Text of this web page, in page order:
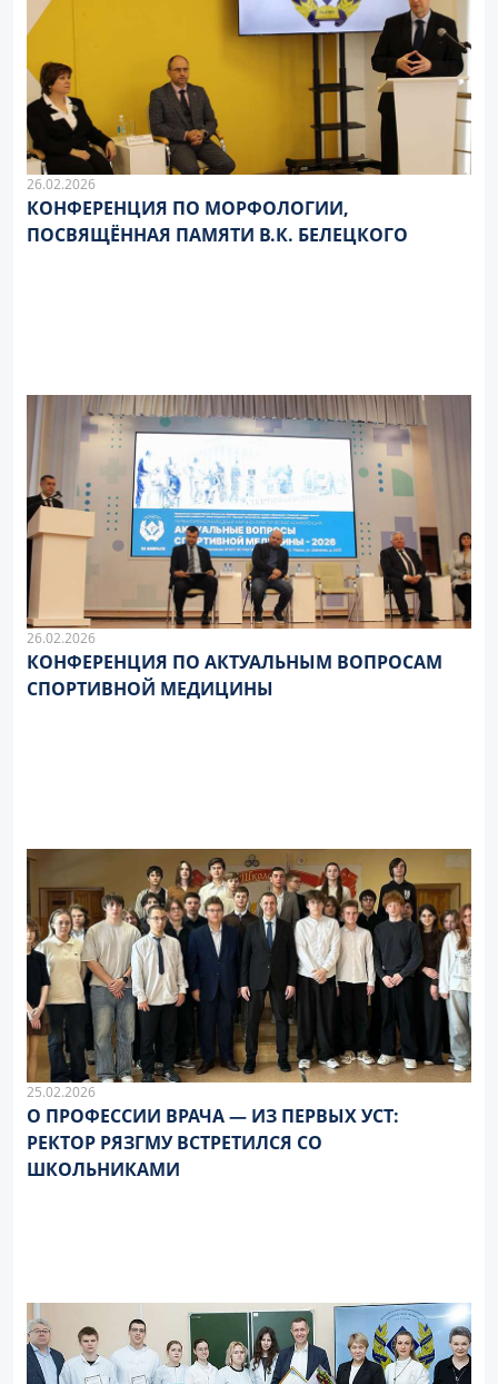
26.02.2026
КОНФЕРЕНЦИЯ ПО МОРФОЛОГИИ,
ПОСВЯЩЁННАЯ ПАМЯТИ В.К. БЕЛЕЦКОГО
26.02.2026
КОНФЕРЕНЦИЯ ПО АКТУАЛЬНЫМ ВОПРОСАМ
СПОРТИВНОЙ МЕДИЦИНЫ
25.02.2026
О ПРОФЕССИИ ВРАЧА — ИЗ ПЕРВЫХ УСТ:
РЕКТОР РЯЗГМУ ВСТРЕТИЛСЯ СО
ШКОЛЬНИКАМИ